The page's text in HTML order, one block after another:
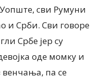
сви Румуни
и Срби. Сви говоре
Србе јер су
оде момку и
па се